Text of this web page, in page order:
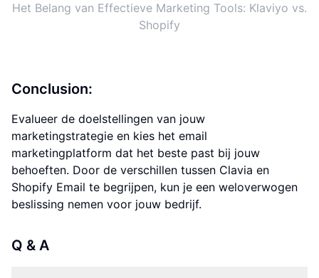
Het Belang van Effectieve Marketing Tools: Klaviyo vs.
Shopify
Conclusion:
Evalueer de doelstellingen van jouw
marketingstrategie en kies het email
marketingplatform dat het beste past bij jouw
behoeften. Door de verschillen tussen Clavia en
Shopify Email te begrijpen, kun je een weloverwogen
beslissing nemen voor jouw bedrijf.
Q & A